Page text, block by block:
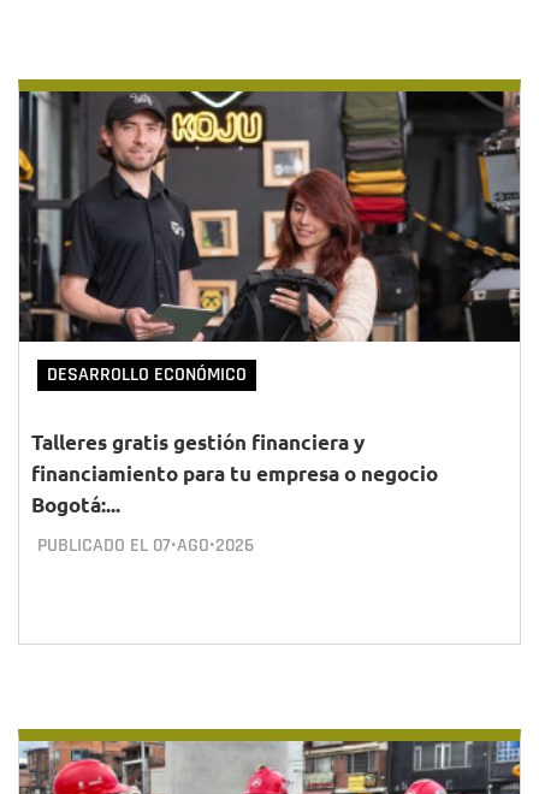
DESARROLLO ECONÓMICO
Talleres gratis gestión financiera y
financiamiento para tu empresa o negocio
Bogotá:...
PUBLICADO EL 07•AGO•2026